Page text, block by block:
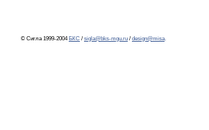
© Сигла 1999-2004 БКС / sigla@bks-mgu.ru / design@misa.